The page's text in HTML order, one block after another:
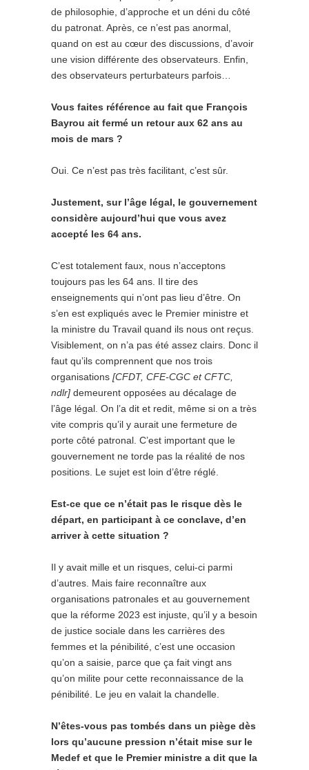
de philosophie, d’approche et un déni du côté
du patronat. Après, ce n’est pas anormal,
quand on est au cœur des discussions, d’avoir
une vision différente des observateurs. Enfin,
des observateurs perturbateurs parfois…
Vous faites référence au fait que François
Bayrou ait fermé un retour aux 62 ans au
mois de mars ?
Oui. Ce n’est pas très facilitant, c’est sûr.
Justement, sur l’âge légal, le gouvernement
considère aujourd’hui que vous avez
accepté les 64 ans.
C’est totalement faux, nous n’acceptons
toujours pas les 64 ans. Il tire des
enseignements qui n’ont pas lieu d’être. On
s’en est expliqués avec le Premier ministre et
la ministre du Travail quand ils nous ont reçus.
Visiblement, on n’a pas été assez clairs. Donc il
faut qu’ils comprennent que nos trois
organisations [CFDT, CFE-CGC et CFTC,
ndlr] demeurent opposées au décalage de
l’âge légal. On l’a dit et redit, même si on a très
vite compris qu’il y aurait une fermeture de
porte côté patronal. C’est important que le
gouvernement ne torde pas la réalité de nos
positions. Le sujet est loin d’être réglé.
Est-ce que ce n’était pas le risque dès le
départ, en participant à ce conclave, d’en
arriver à cette situation ?
Il y avait mille et un risques, celui-ci parmi
d’autres. Mais faire reconnaître aux
organisations patronales et au gouvernement
que la réforme 2023 est injuste, qu’il y a besoin
de justice sociale dans les carrières des
femmes et la pénibilité, c’est une occasion
qu’on a saisie, parce que ça fait vingt ans
qu’on milite pour cette reconnaissance de la
pénibilité. Le jeu en valait la chandelle.
N’êtes-vous pas tombés dans un piège dès
lors qu’aucune pression n’était mise sur le
Medef et que le Premier ministre a dit que la